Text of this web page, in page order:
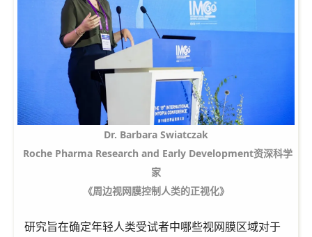
Dr. Barbara Swiatczak
Roche Pharma Research and Early Development资深科学
家
《周边视网膜控制人类的正视化》
研究旨在确定年轻人类受试者中哪些视网膜区域对于